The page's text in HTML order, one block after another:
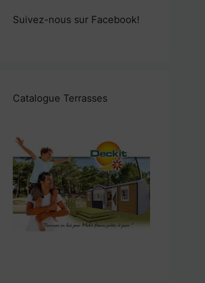
Suivez-nous sur Facebook!
Catalogue Terrasses